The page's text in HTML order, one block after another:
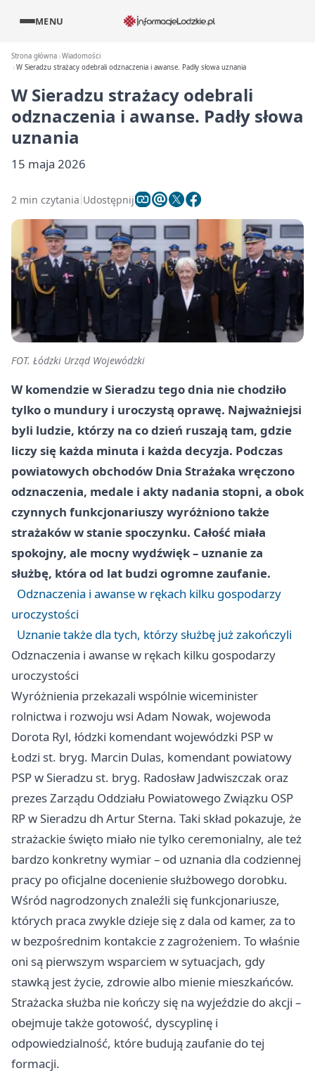
MENU
Strona główna Wiadomości
W Sieradzu strażacy odebrali odznaczenia i awanse. Padły słowa uznania
W Sieradzu strażacy odebrali
odznaczenia i awanse. Padły słowa
uznania
15 maja 2026
2 min czytania Udostępnij
FOT. Łódzki Urząd Wojewódzki
W komendzie w Sieradzu tego dnia nie chodziło
tylko o mundury i uroczystą oprawę. Najważniejsi
byli ludzie, którzy na co dzień ruszają tam, gdzie
liczy się każda minuta i każda decyzja. Podczas
powiatowych obchodów Dnia Strażaka wręczono
odznaczenia, medale i akty nadania stopni, a obok
czynnych funkcjonariuszy wyróżniono także
strażaków w stanie spoczynku. Całość miała
spokojny, ale mocny wydźwięk – uznanie za
służbę, która od lat budzi ogromne zaufanie.
Odznaczenia i awanse w rękach kilku gospodarzy
uroczystości
Uznanie także dla tych, którzy służbę już zakończyli
Odznaczenia i awanse w rękach kilku gospodarzy
uroczystości
Wyróżnienia przekazali wspólnie wiceminister
rolnictwa i rozwoju wsi Adam Nowak, wojewoda
Dorota Ryl, łódzki komendant wojewódzki PSP w
Łodzi st. bryg. Marcin Dulas, komendant powiatowy
PSP w Sieradzu st. bryg. Radosław Jadwiszczak oraz
prezes Zarządu Oddziału Powiatowego Związku OSP
RP w Sieradzu dh Artur Sterna. Taki skład pokazuje, że
strażackie święto miało nie tylko ceremonialny, ale też
bardzo konkretny wymiar – od uznania dla codziennej
pracy po oficjalne docenienie służbowego dorobku.
Wśród nagrodzonych znaleźli się funkcjonariusze,
których praca zwykle dzieje się z dala od kamer, za to
w bezpośrednim kontakcie z zagrożeniem. To właśnie
oni są pierwszym wsparciem w sytuacjach, gdy
stawką jest życie, zdrowie albo mienie mieszkańców.
Strażacka służba nie kończy się na wyjeździe do akcji –
obejmuje także gotowość, dyscyplinę i
odpowiedzialność, które budują zaufanie do tej
formacji.